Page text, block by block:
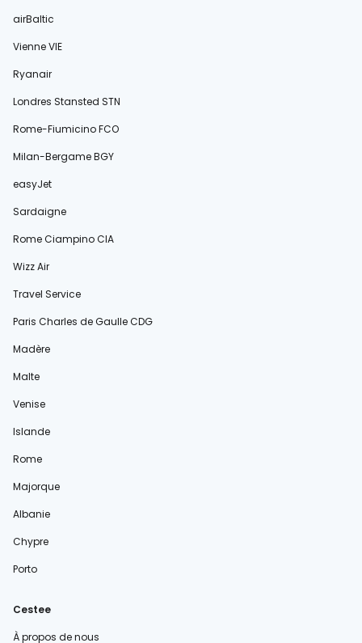
airBaltic
Vienne VIE
Ryanair
Londres Stansted STN
Rome-Fiumicino FCO
Milan-Bergame BGY
easyJet
Sardaigne
Rome Ciampino CIA
Wizz Air
Travel Service
Paris Charles de Gaulle CDG
Madère
Malte
Venise
Islande
Rome
Majorque
Albanie
Chypre
Porto
Cestee
À propos de nous